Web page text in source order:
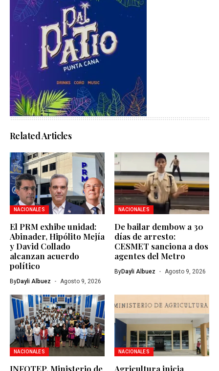
Related Articles
NACIONALES
El PRM exhibe unidad:
Abinader, Hipólito Mejía
y David Collado
alcanzan acuerdo
político
ByDayli Albuez Agosto 9, 2026
NACIONALES
De bailar dembow a 30
días de arresto:
CESMET sanciona a dos
agentes del Metro
ByDayli Albuez Agosto 9, 2026
NACIONALES
INFOTEP, Ministerio de
NACIONALES
Agricultura inicia